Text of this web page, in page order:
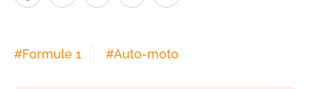
#Formule 1 #Auto-moto